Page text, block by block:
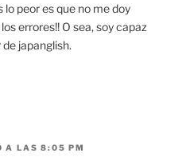
lo peor es que no me doy
errores!! O sea, soy capaz
japanglish.
A LAS 8:05 PM